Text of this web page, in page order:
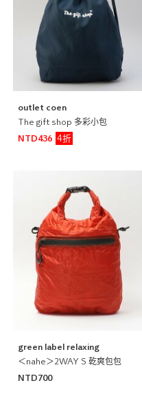
outlet coen
The gift shop 多彩小包
NTD436
4折
green label relaxing
＜nahe＞2WAY S 乾爽包包
NTD700